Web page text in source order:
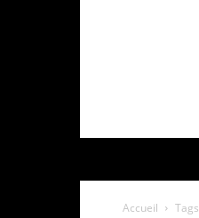
Accueil Tags